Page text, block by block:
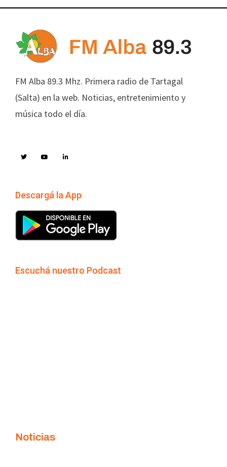
FM Alba 89.3 Mhz. Primera radio de Tartagal
(Salta) en la web. Noticias, entretenimiento y
música todo el día.
Descargá la App
Escuchá nuestro Podcast
Noticias